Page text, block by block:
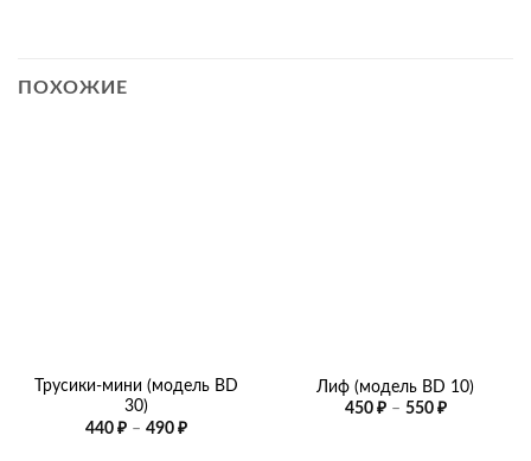
ПОХОЖИЕ
Трусики-мини (модель BD
30)
440 ₽ – 490 ₽Диапазон
Лиф (модель BD 10)
450 ₽ – 550 ₽Диапазон